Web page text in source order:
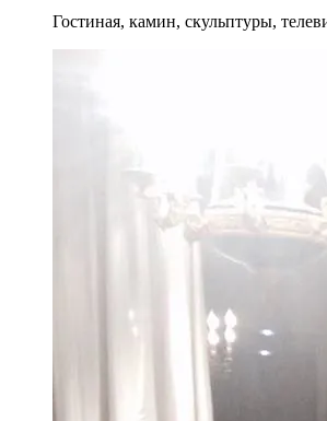
Гостиная, камин, скульптуры,